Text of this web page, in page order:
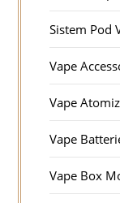
Sistem Pod
Vape
Vape
Vape
Vape Box